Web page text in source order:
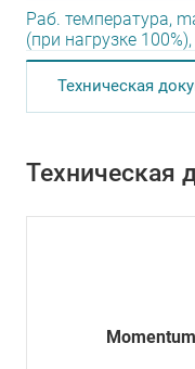
Раб. температура,
(при нагрузке 100%),
Техническая
Техническая